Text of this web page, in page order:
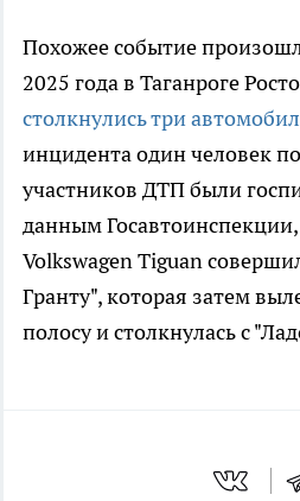
Похожее событие
2025 года в Таганроге
столкнулись три
инцидента один человек
участников ДТП были
данным
Volkswagen Tiguan
Гранту", которая затем
полосу и столкнулась с